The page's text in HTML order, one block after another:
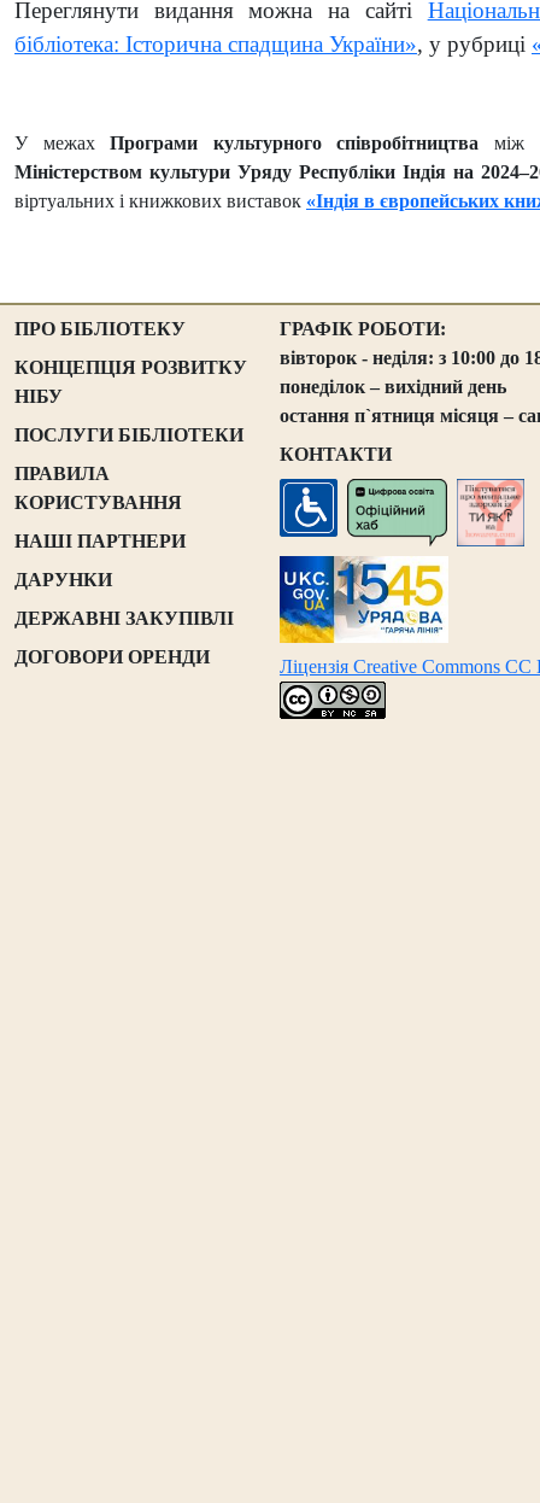
Переглянути видання можна на сайті
бібліотека: Історична спадщина України», у рубриці
У межахПрограми культурного співробітництва між
Міністерством культури Уряду Республіки Індія на
віртуальних і книжкових виставок «Індія в європейських
ПРО БІБЛІОТЕКУ
КОНЦЕПЦІЯ РОЗВИТКУ
НІБУ
ПОСЛУГИ БІБЛІОТЕКИ
ПРАВИЛА
КОРИСТУВАННЯ
НАШІ ПАРТНЕРИ
ДАРУНКИ
ДЕРЖАВНІ ЗАКУПІВЛІ
ДОГОВОРИ ОРЕНДИ
ГРАФІК РОБОТИ:
вівторок - неділя: з 10:00 до
понеділок – вихідний день
остання п`ятниця місяця –
КОНТАКТИ
Ліцензія Creative Commons